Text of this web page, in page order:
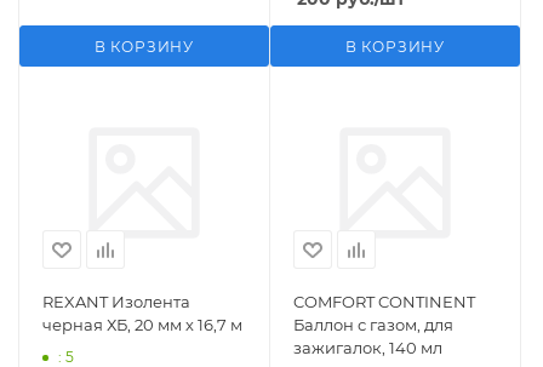
В КОРЗИНУ В КОРЗИНУ
REXANT Изолента
черная ХБ, 20 мм х 16,7 м
: 5
COMFORT CONTINENT
Баллон с газом, для
зажигалок, 140 мл